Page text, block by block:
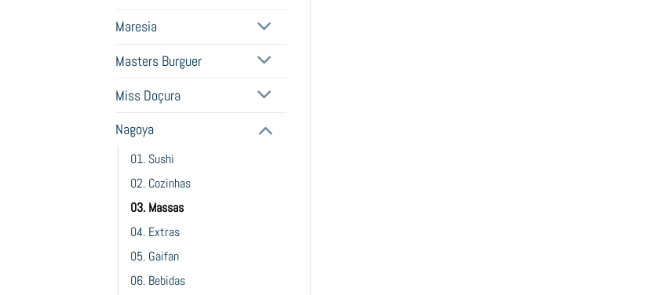
Maresia
Masters Burguer
Miss Doçura
Nagoya
01. Sushi
02. Cozinhas
03. Massas
04. Extras
05. Gaifan
06. Bebidas